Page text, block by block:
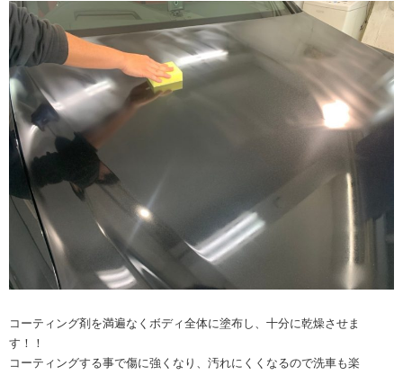
コーティング剤を満遍なくボディ全体に塗布し、十分に乾燥させま
す！！
コーティングする事で傷に強くなり、汚れにくくなるので洗車も楽